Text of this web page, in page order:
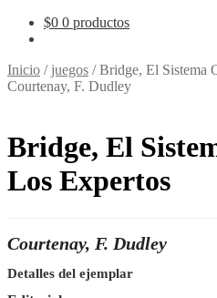
$0 0 productos
Inicio / juegos /Bridge, El Sistema
Courtenay, F. Dudley
Bridge, El
Los Expertos
Courtenay, F. Dudley
Detalles del ejemplar